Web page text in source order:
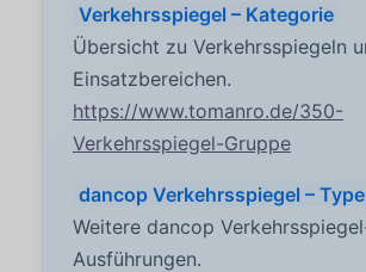
Verkehrsspiegel – Kategorie
Übersicht zu Verkehrsspiegeln
Einsatzbereichen.
https://www.tomanro.de/350-
Verkehrsspiegel-Gruppe
dancop Verkehrsspiegel –
Weitere dancop
Ausführungen.